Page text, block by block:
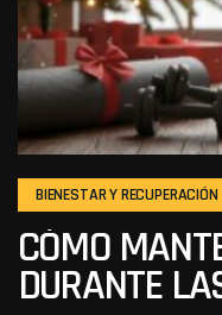
BIENESTAR Y RECUPERACIÓN
CÓMO
DURANTE